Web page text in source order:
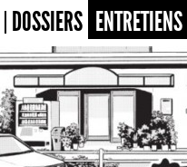
DOSSIERS ENTRETIENS